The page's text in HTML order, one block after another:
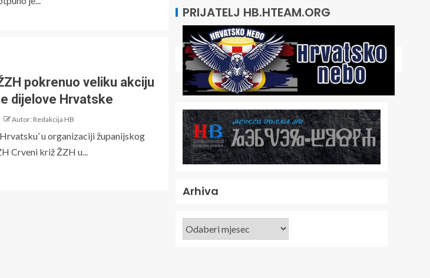
pokrenuo veliku akciju
dijelove Hrvatske
Autor: Redakcija HB
u organizaciji županijskog
Crveni križ ŽZH u...
PRIJATELJ HB.HTEAM.ORG
Arhiva